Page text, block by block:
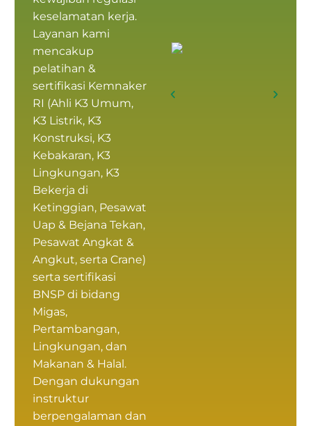
keselamatan kerja.
Layanan kami
mencakup
pelatihan &
sertifikasi Kemnaker
RI (Ahli K3 Umum,
K3 Listrik, K3
Konstruksi, K3
Kebakaran, K3
Lingkungan, K3
Bekerja di
Ketinggian, Pesawat
Uap & Bejana Tekan,
Pesawat Angkat &
Angkut, serta Crane)
serta sertifikasi
BNSPdi bidang
Migas,
Pertambangan,
Lingkungan, dan
Makanan & Halal.
Dengan dukungan
instruktur
berpengalaman dan